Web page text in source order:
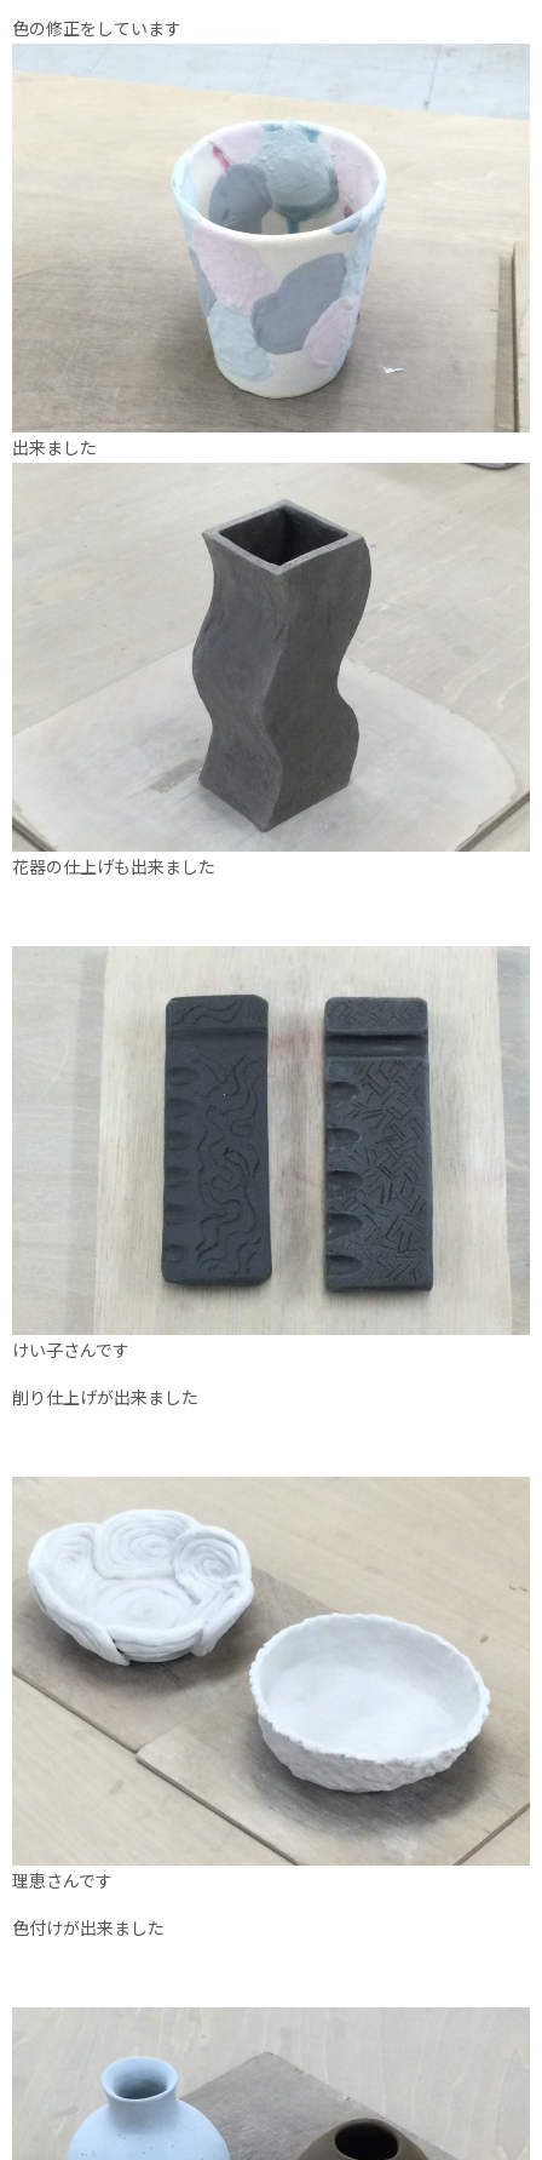
色の修正をしています
出来ました
花器の仕上げも出来ました
けい子さんです
削り仕上げが出来ました
理恵さんです
色付けが出来ました